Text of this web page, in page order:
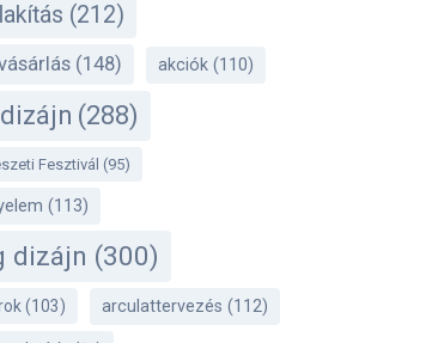
(212)
(148) akciók(110)
(288)
Fesztivál (95)
(113)
dizájn (300)
(103) arculattervezés (112)